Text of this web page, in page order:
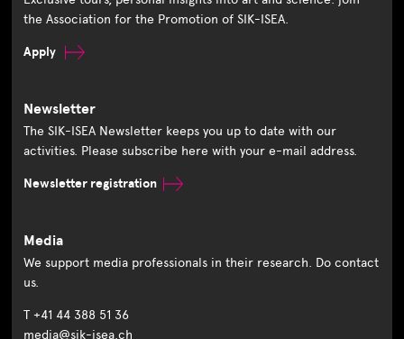
the Association for the Promotion of SIK-ISEA.
Apply
Newsletter
The SIK-ISEA Newsletter keeps you up to date with our
activities. Please subscribe here with your e-mail address.
Newsletter registration
Media
We support media professionals in their research. Do contact
us.
T +41 44 388 51 36
media@sik-isea.ch